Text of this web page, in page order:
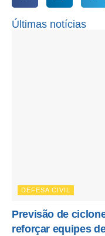
Últimas notícias
DEFESA CIVIL
Previsão de
reforçar equipes